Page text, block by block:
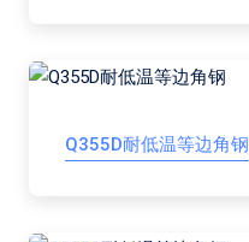
Q355D耐低温等边角钢